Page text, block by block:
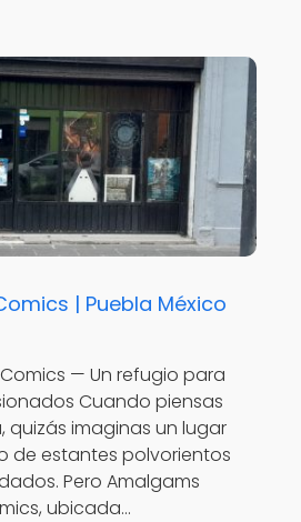
| Puebla México
— Un refugio para
Cuando piensas
quizás imaginas un lugar
de estantes polvorientos
Pero Amalgams
ubicada…